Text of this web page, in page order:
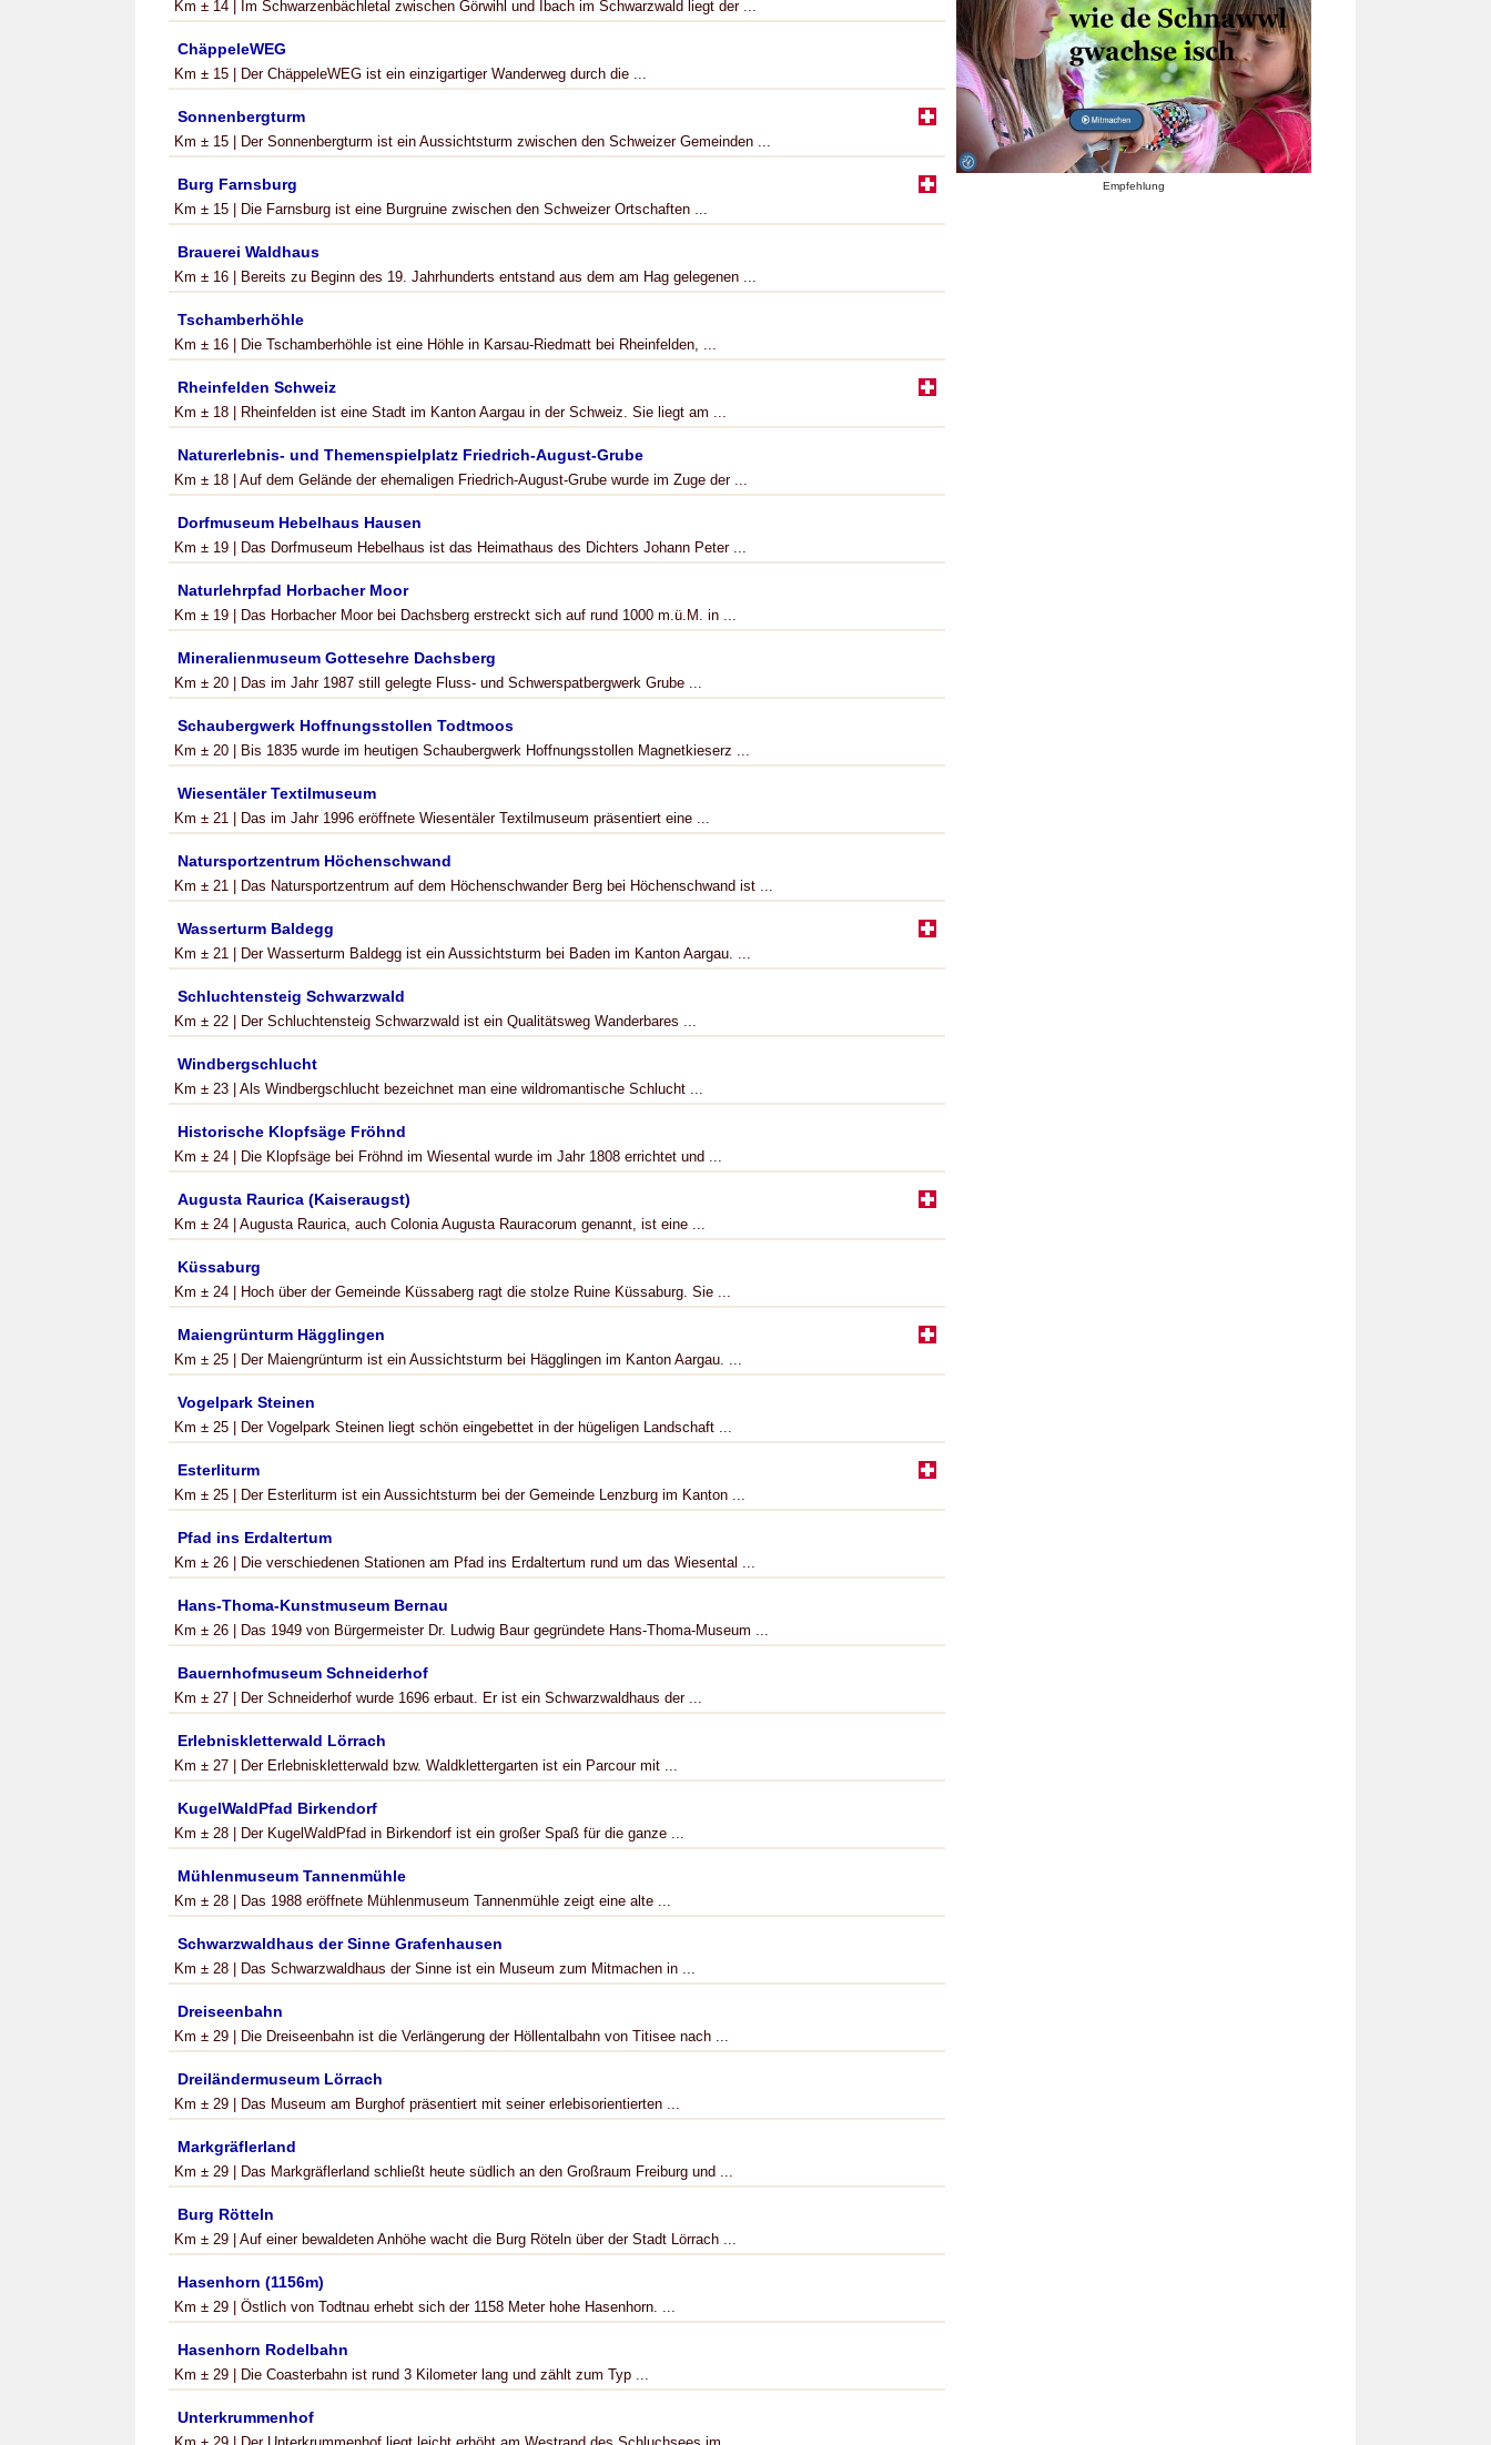
Km ± 14 | Im Schwarzenbächletal zwischen Görwihl und Ibach im Schwarzwald liegt der ...
ChäppeleWEG
Km ± 15 | Der ChäppeleWEG ist ein einzigartiger Wanderweg durch die ...
Sonnenbergturm
Km ± 15 | Der Sonnenbergturm ist ein Aussichtsturm zwischen den Schweizer Gemeinden ...
Burg Farnsburg
Km ± 15 | Die Farnsburg ist eine Burgruine zwischen den Schweizer Ortschaften ...
Brauerei Waldhaus
Km ± 16 | Bereits zu Beginn des 19. Jahrhunderts entstand aus dem am Hag gelegenen ...
Tschamberhöhle
Km ± 16 | Die Tschamberhöhle ist eine Höhle in Karsau-Riedmatt bei Rheinfelden, ...
Rheinfelden Schweiz
Km ± 18 | Rheinfelden ist eine Stadt im Kanton Aargau in der Schweiz. Sie liegt am ...
Naturerlebnis- und Themenspielplatz Friedrich-August-Grube
Km ± 18 | Auf dem Gelände der ehemaligen Friedrich-August-Grube wurde im Zuge der ...
Dorfmuseum Hebelhaus Hausen
Km ± 19 | Das Dorfmuseum Hebelhaus ist das Heimathaus des Dichters Johann Peter ...
Naturlehrpfad Horbacher Moor
Km ± 19 | Das Horbacher Moor bei Dachsberg erstreckt sich auf rund 1000 m.ü.M. in ...
Mineralienmuseum Gottesehre Dachsberg
Km ± 20 | Das im Jahr 1987 still gelegte Fluss- und Schwerspatbergwerk Grube ...
Schaubergwerk Hoffnungsstollen Todtmoos
Km ± 20 | Bis 1835 wurde im heutigen Schaubergwerk Hoffnungsstollen Magnetkieserz ...
Wiesentäler Textilmuseum
Km ± 21 | Das im Jahr 1996 eröffnete Wiesentäler Textilmuseum präsentiert eine ...
Natursportzentrum Höchenschwand
Km ± 21 | Das Natursportzentrum auf dem Höchenschwander Berg bei Höchenschwand ist ...
Wasserturm Baldegg
Km ± 21 | Der Wasserturm Baldegg ist ein Aussichtsturm bei Baden im Kanton Aargau. ...
Schluchtensteig Schwarzwald
Km ± 22 | Der Schluchtensteig Schwarzwald ist ein Qualitätsweg Wanderbares ...
Windbergschlucht
Km ± 23 | Als Windbergschlucht bezeichnet man eine wildromantische Schlucht ...
Historische Klopfsäge Fröhnd
Km ± 24 | Die Klopfsäge bei Fröhnd im Wiesental wurde im Jahr 1808 errichtet und ...
Augusta Raurica (Kaiseraugst)
Km ± 24 | Augusta Raurica, auch Colonia Augusta Rauracorum genannt, ist eine ...
Küssaburg
Km ± 24 | Hoch über der Gemeinde Küssaberg ragt die stolze Ruine Küssaburg. Sie ...
Maiengrünturm Hägglingen
Km ± 25 | Der Maiengrünturm ist ein Aussichtsturm bei Hägglingen im Kanton Aargau. ...
Vogelpark Steinen
Km ± 25 | Der Vogelpark Steinen liegt schön eingebettet in der hügeligen Landschaft ...
Esterliturm
Km ± 25 | Der Esterliturm ist ein Aussichtsturm bei der Gemeinde Lenzburg im Kanton ...
Pfad ins Erdaltertum
Km ± 26 | Die verschiedenen Stationen am Pfad ins Erdaltertum rund um das Wiesental ...
Hans-Thoma-Kunstmuseum Bernau
Km ± 26 | Das 1949 von Bürgermeister Dr. Ludwig Baur gegründete Hans-Thoma-Museum ...
Bauernhofmuseum Schneiderhof
Km ± 27 | Der Schneiderhof wurde 1696 erbaut. Er ist ein Schwarzwaldhaus der ...
Erlebniskletterwald Lörrach
Km ± 27 | Der Erlebniskletterwald bzw. Waldklettergarten ist ein Parcour mit ...
KugelWaldPfad Birkendorf
Km ± 28 | Der KugelWaldPfad in Birkendorf ist ein großer Spaß für die ganze ...
Mühlenmuseum Tannenmühle
Km ± 28 | Das 1988 eröffnete Mühlenmuseum Tannenmühle zeigt eine alte ...
Schwarzwaldhaus der Sinne Grafenhausen
Km ± 28 | Das Schwarzwaldhaus der Sinne ist ein Museum zum Mitmachen in ...
Dreiseenbahn
Km ± 29 | Die Dreiseenbahn ist die Verlängerung der Höllentalbahn von Titisee nach ...
Dreiländermuseum Lörrach
Km ± 29 | Das Museum am Burghof präsentiert mit seiner erlebisorientierten ...
Markgräflerland
Km ± 29 | Das Markgräflerland schließt heute südlich an den Großraum Freiburg und ...
Burg Rötteln
Km ± 29 | Auf einer bewaldeten Anhöhe wacht die Burg Röteln über der Stadt Lörrach ...
Hasenhorn (1156m)
Km ± 29 | Östlich von Todtnau erhebt sich der 1158 Meter hohe Hasenhorn. ...
Hasenhorn Rodelbahn
Km ± 29 | Die Coasterbahn ist rund 3 Kilometer lang und zählt zum Typ ...
Unterkrummenhof
Empfehlung